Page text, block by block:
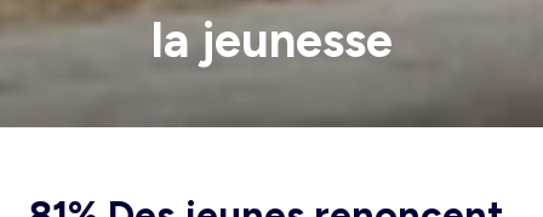
la jeunesse